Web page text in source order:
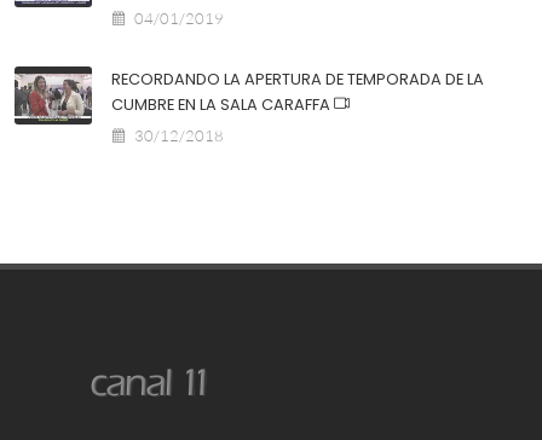
04/01/2019
RECORDANDO LA APERTURA DE TEMPORADA DE LA
CUMBRE EN LA SALA CARAFFA
30/12/2018